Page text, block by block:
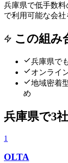
兵庫県で低手数料
で利用可能な会社
この組み
兵庫県で
オンライ
地域密着
め
兵庫県で3
1
OLTA